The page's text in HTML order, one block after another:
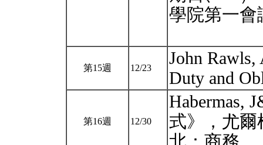
學院第一
第15週 12/23
John Rawls,
Duty and
第16週 12/30
Habermas,
式》，尤爾